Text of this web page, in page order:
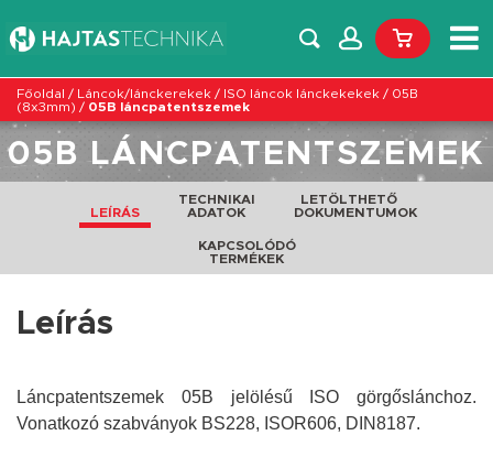
Főoldal / Láncok/lánckerekek / ISO láncok lánckekekek / 05B
(8x3mm) / 05B láncpatentszemek
05B LÁNCPATENTSZEMEK
LEÍRÁS
TECHNIKAI
ADATOK
LETÖLTHETŐ
DOKUMENTUMOK
KAPCSOLÓDÓ
TERMÉKEK
Leírás
Láncpatentszemek 05B jelölésű ISO görgőslánchoz.
Vonatkozó szabványok BS228, ISOR606, DIN8187.